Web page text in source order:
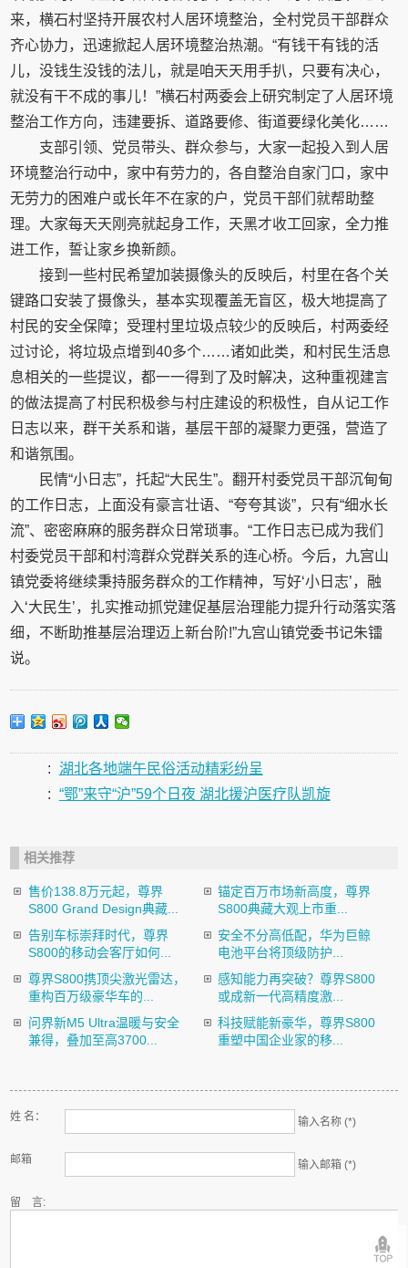
来，横石村坚持开展农村人居环境整治，全村党员干部群众
齐心协力，迅速掀起人居环境整治热潮。“有钱干有钱的活
儿，没钱生没钱的法儿，就是咱天天用手扒，只要有决心，
就没有干不成的事儿！”横石村两委会上研究制定了人居环境
整治工作方向，违建要拆、道路要修、街道要绿化美化……
支部引领、党员带头、群众参与，大家一起投入到人居
环境整治行动中，家中有劳力的，各自整治自家门口，家中
无劳力的困难户或长年不在家的户，党员干部们就帮助整
理。大家每天天刚亮就起身工作，天黑才收工回家，全力推
进工作，誓让家乡换新颜。
接到一些村民希望加装摄像头的反映后，村里在各个关
键路口安装了摄像头，基本实现覆盖无盲区，极大地提高了
村民的安全保障；受理村里垃圾点较少的反映后，村两委经
过讨论，将垃圾点增到40多个……诸如此类，和村民生活息
息相关的一些提议，都一一得到了及时解决，这种重视建言
的做法提高了村民积极参与村庄建设的积极性，自从记工作
日志以来，群干关系和谐，基层干部的凝聚力更强，营造了
和谐氛围。
民情“小日志”，托起“大民生”。翻开村委党员干部沉甸甸
的工作日志，上面没有豪言壮语、“夸夸其谈”，只有“细水长
流”、密密麻麻的服务群众日常琐事。“工作日志已成为我们
村委党员干部和村湾群众党群关系的连心桥。今后，九宫山
镇党委将继续秉持服务群众的工作精神，写好‘小日志’，融
入‘大民生’，扎实推动抓党建促基层治理能力提升行动落实落
细，不断助推基层治理迈上新台阶!”九宫山镇党委书记朱镭
说。
: 湖北各地端午民俗活动精彩纷呈
: “鄂”来守“沪”59个日夜 湖北援沪医疗队凯旋
相关推荐
售价138.8万元起，尊界
S800 Grand Design典藏...
锚定百万市场新高度，尊界
S800典藏大观上市重...
告别车标崇拜时代，尊界
S800的移动会客厅如何...
安全不分高低配，华为巨鲸
电池平台将顶级防护...
尊界S800携顶尖激光雷达，
重构百万级豪华车的...
感知能力再突破？尊界S800
或成新一代高精度激...
问界新M5 Ultra温暖与安全
兼得，叠加至高3700...
科技赋能新豪华，尊界S800
重塑中国企业家的移...
姓 名： 输入名称 (*)
邮箱 输入邮箱 (*)
留 言: